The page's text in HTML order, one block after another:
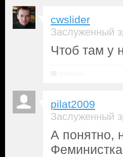
cwslider
Заслуженный
Чтоб там у
pilat2009
Заслуженный
А понятно,